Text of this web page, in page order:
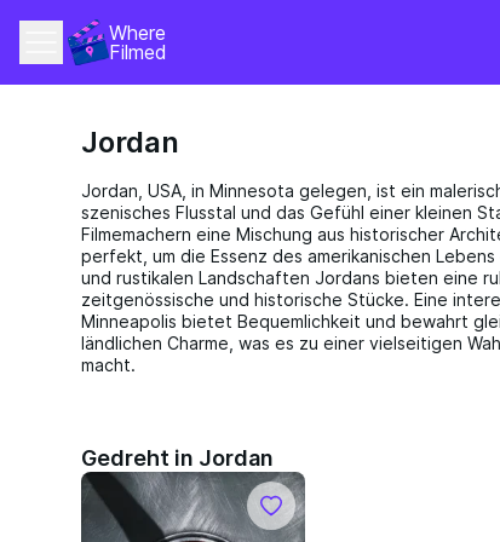
Where
Filmed
Jordan
Jordan, USA, in Minnesota gelegen, ist ein
szenisches Flusstal und das Gefühl einer kleinen
Filmemachern eine Mischung aus historischer
perfekt, um die Essenz des amerikanischen
und rustikalen Landschaften Jordans bieten eine
zeitgenössische und historische Stücke. Eine
Minneapolis bietet Bequemlichkeit und bewahrt
ländlichen Charme, was es zu einer vielseitigen
macht.
Gedreht in Jordan